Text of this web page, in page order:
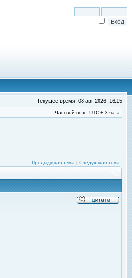
Текущее время: 08 авг 2026, 16:15
Часовой пояс: UTC + 3 часа
Предыдущая тема | Следующая тема